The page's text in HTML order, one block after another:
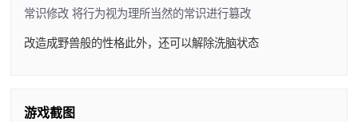
常识修改 将行为视为理所当然的常识进行篡改
改造成野兽般的性格此外，还可以解除洗脑状态
游戏截图